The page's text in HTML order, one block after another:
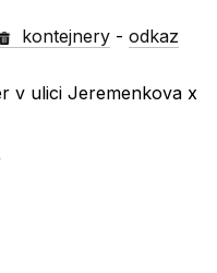
kontejnery -odkaz
v ulici Jeremenkova x